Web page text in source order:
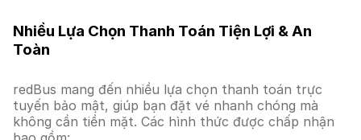
Nhiều Lựa Chọn Thanh Toán Tiện Lợi & An
Toàn
redBus mang đến nhiều lựa chọn thanh toán trực
tuyến bảo mật, giúp bạn đặt vé nhanh chóng mà
không cần tiền mặt. Các hình thức được chấp nhận